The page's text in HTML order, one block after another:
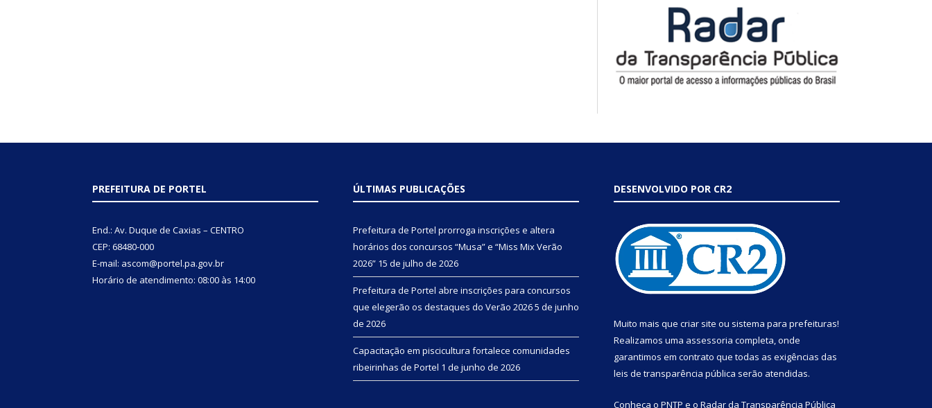
PREFEITURA DE PORTEL
End.: Av. Duque de Caxias – CENTRO
CEP: 68480-000
E-mail: ascom@portel.pa.gov.br
Horário de atendimento: 08:00 às 14:00
ÚLTIMAS PUBLICAÇÕES
Prefeitura de Portel prorroga inscrições e altera
horários dos concursos “Musa” e “Miss Mix Verão
2026” 15 de julho de 2026
Prefeitura de Portel abre inscrições para concursos
que elegerão os destaques do Verão 20265 de junho
de 2026
Capacitação em piscicultura fortalece comunidades
ribeirinhas de Portel 1 de junho de 2026
DESENVOLVIDO POR CR2
Muito mais que criar site ou sistema para prefeituras!
Realizamos uma assessoria completa, onde
garantimos em contrato que todas as exigências das
leis de transparência pública serão atendidas.
Conheça o PNTP e o Radar da Transparência Pública